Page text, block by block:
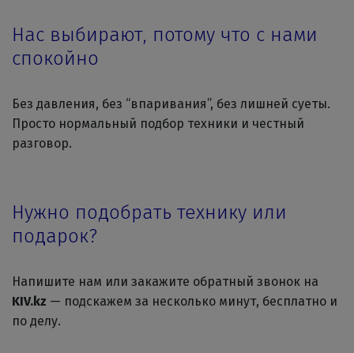
Нас выбирают, потому что с нами
спокойно
Без давления, без “впаривания”, без лишней суеты.
Просто нормальный подбор техники и честный
разговор.
Нужно подобрать технику или
подарок?
Напишите нам или закажите обратный звонок на
KIV.kz — подскажем за несколько минут, бесплатно и
по делу.